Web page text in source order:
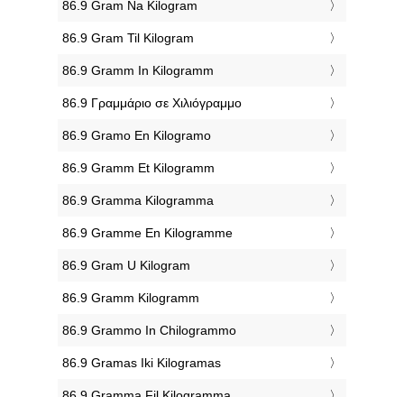
‎86.9 Gram Na Kilogram
‎86.9 Gram Til Kilogram
‎86.9 Gramm In Kilogramm
‎86.9 Γραμμάριο σε Χιλιόγραμμο
‎86.9 Gramo En Kilogramo
‎86.9 Gramm Et Kilogramm
‎86.9 Gramma Kilogramma
‎86.9 Gramme En Kilogramme
‎86.9 Gram U Kilogram
‎86.9 Gramm Kilogramm
‎86.9 Grammo In Chilogrammo
‎86.9 Gramas Iki Kilogramas